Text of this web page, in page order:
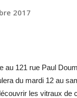
2017
au 121 rue Paul
du mardi 12 au
les vitraux